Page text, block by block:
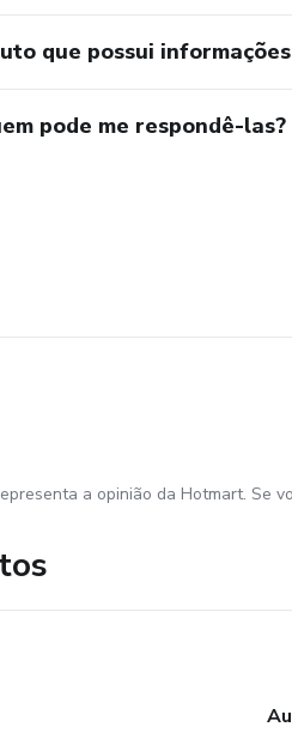
que possui
pode me respondê-las?
a opinião da Hotmart. Se